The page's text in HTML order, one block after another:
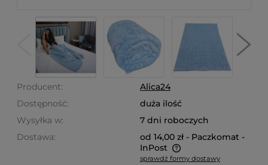
Producent:
Alica24
Dostępność:
duża ilość
Wysyłka w:
7 dni roboczych
Dostawa:
od 14,00 zł - Paczkomat -
InPost
Cena nie zawiera ewentualnych kosztów płatności
sprawdź formy dostawy